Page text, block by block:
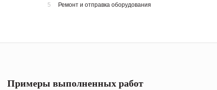
5 Ремонт и отправка оборудования
Примеры выполненных работ